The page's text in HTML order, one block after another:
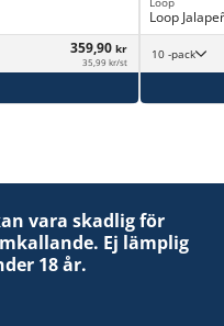
359,90 kr
35,99 kr/st
Loop
10 -pack
vara skadlig för
Ej lämplig
18 år.